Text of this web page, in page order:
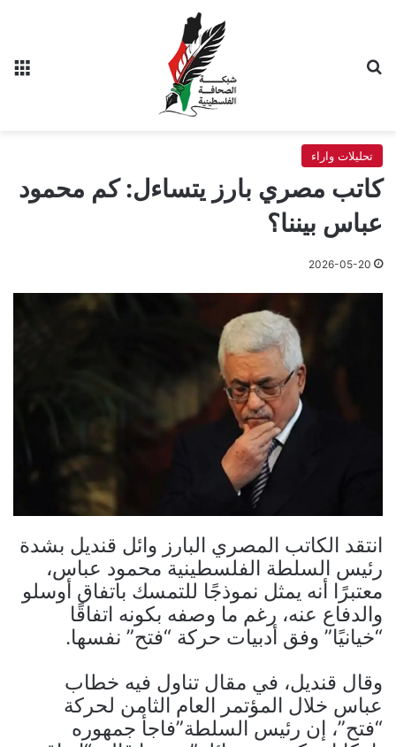
تحليلات واراء
كاتب مصري بارز يتساءل: كم محمود
عباس بيننا؟
2026-05-20
انتقد الكاتب المصري البارز وائل قنديل بشدة
رئيس السلطة الفلسطينية محمود عباس،
معتبرًا أنه يمثل نموذجًا للتمسك باتفاق أوسلو
والدفاع عنه، رغم ما وصفه بكونه اتفاقًا
“خيانيًا” وفق أدبيات حركة “فتح” نفسها.
وقال قنديل، في مقال تناول فيه خطاب
عباس خلال المؤتمر العام الثامن لحركة
“فتح”، إن رئيس السلطة”فاجأ جمهوره